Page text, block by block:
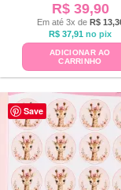
R$39,90
Em até 3x de R$
R$ 37,91 no pix
ADICIONAR AO
CARRINHO
Save